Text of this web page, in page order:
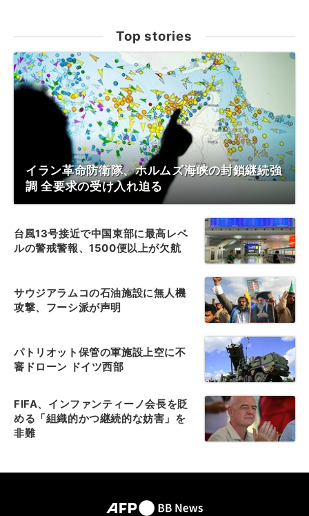
Top stories
イラン革命防衛隊、ホルムズ海峡の封鎖継続強
調 全要求の受け入れ迫る
台風13号接近で中国東部に最高レベ
ルの警戒警報、1500便以上が欠航
サウジアラムコの石油施設に無人機
攻撃、フーシ派が声明
パトリオット保管の軍施設上空に不
審ドローン ドイツ西部
FIFA、インファンティーノ会長を貶
める「組織的かつ継続的な妨害」を
非難